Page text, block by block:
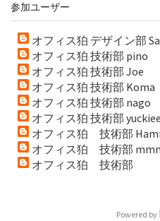
参加ユーザー
オフィス狛 デザイン部
オフィス狛 技術部 pino
オフィス狛 技術部 Joe
オフィス狛 技術部 Koma
オフィス狛 技術部 nago
オフィス狛 技術部
オフィス狛 技術部
オフィス狛 技術部
オフィス狛 技術部
Powered by